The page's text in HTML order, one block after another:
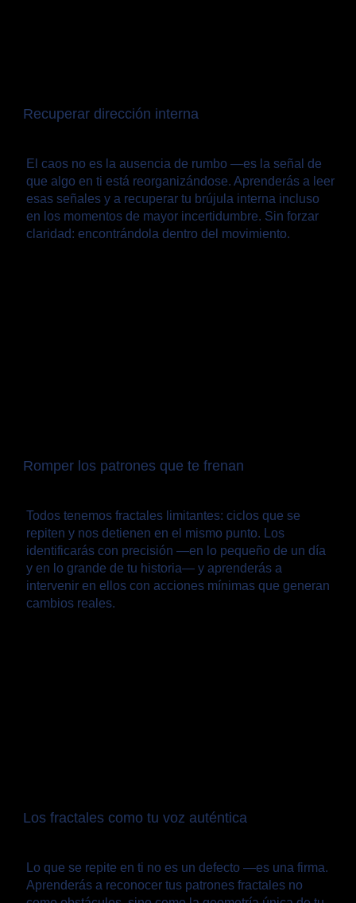
Recuperar dirección interna
El caos no es la ausencia de rumbo —es la señal de
que algo en ti está reorganizándose. Aprenderás a leer
esas señales y a recuperar tu brújula interna incluso
en los momentos de mayor incertidumbre. Sin forzar
claridad: encontrándola dentro del movimiento.
Romper los patrones que te frenan
Todos tenemos fractales limitantes: ciclos que se
repiten y nos detienen en el mismo punto. Los
identificarás con precisión —en lo pequeño de un día
y en lo grande de tu historia— y aprenderás a
intervenir en ellos con acciones mínimas que generan
cambios reales.
Los fractales como tu voz auténtica
Lo que se repite en ti no es un defecto —es una firma.
Aprenderás a reconocer tus patrones fractales no